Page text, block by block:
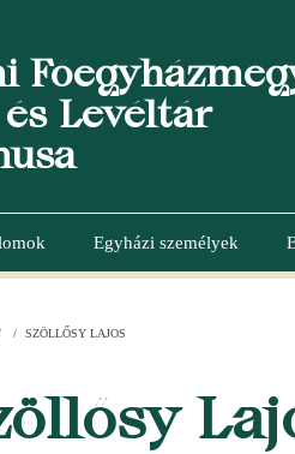
Levéltár
Egyházi személyek
/ SZÖLLŐSY LAJOS